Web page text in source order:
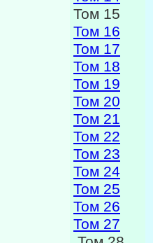
Том 15
Том 16
Том 17
Том 18
Том 19
Том 20
Том 21
Том 22
Том 23
Том 24
Том 25
Том 26
Том 27